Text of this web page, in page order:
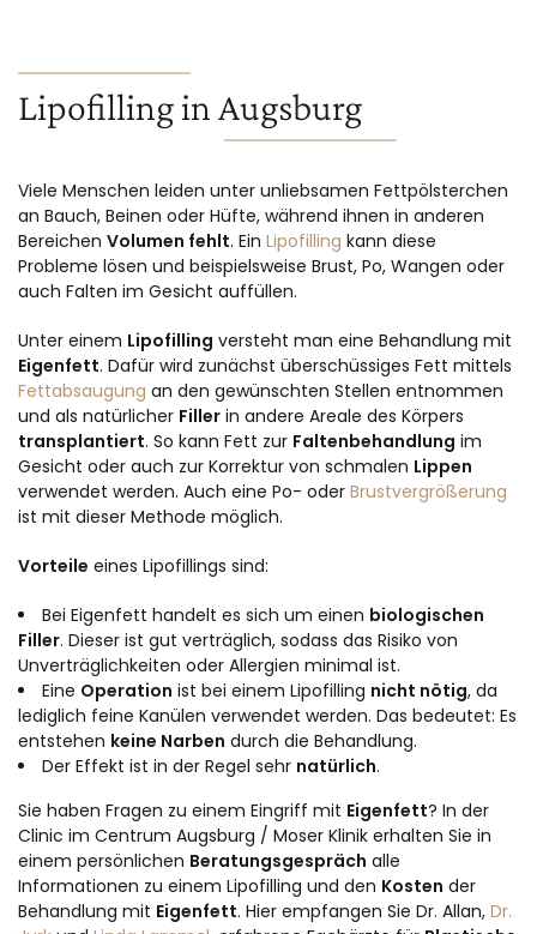
Lipofilling in Augsburg
Viele Menschen leiden unter unliebsamen Fettpölsterchen
an Bauch, Beinen oder Hüfte, während ihnen in anderen
Bereichen Volumen fehlt. Ein Lipofilling kann diese
Probleme lösen und beispielsweise Brust, Po, Wangen oder
auch Falten im Gesicht auffüllen.
Unter einem Lipofilling versteht man eine Behandlung mit
Eigenfett. Dafür wird zunächst überschüssiges Fett mittels
Fettabsaugung an den gewünschten Stellen entnommen
und als natürlicher Filler in andere Areale des Körpers
transplantiert. So kann Fett zur Faltenbehandlung im
Gesicht oder auch zur Korrektur von schmalen Lippen
verwendet werden. Auch eine Po- oder Brustvergrößerung
ist mit dieser Methode möglich.
Vorteile eines Lipofillings sind:
Bei Eigenfett handelt es sich um einen biologischen
Filler. Dieser ist gut verträglich, sodass das Risiko von
Unverträglichkeiten oder Allergien minimal ist.
Eine Operation ist bei einem Lipofilling nicht nötig, da
lediglich feine Kanülen verwendet werden. Das bedeutet: Es
entstehen keine Narben durch die Behandlung.
Der Effekt ist in der Regel sehr natürlich.
Sie haben Fragen zu einem Eingriff mit Eigenfett? In der
Clinic im Centrum Augsburg / Moser Klinik erhalten Sie in
einem persönlichen Beratungsgespräch alle
Informationen zu einem Lipofilling und den Kosten der
Behandlung mit Eigenfett. Hier empfangen Sie Dr. Allan, Dr.